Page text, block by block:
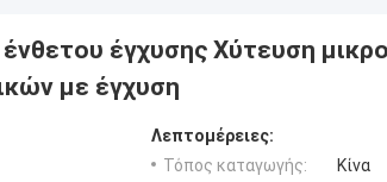
έγχυσης Χύτευση
με έγχυση
Λεπτομέρειες:
Τόπος καταγωγής:
Κίνα